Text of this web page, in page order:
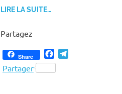
LIRE LA SUITE…
Partagez
Share Facebook
Partager